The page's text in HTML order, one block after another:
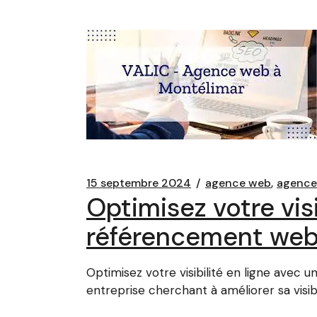
15 septembre 2024 agence web
Optimisez votre
référencement
Optimisez votre visibilité en ligne avec
entreprise cherchant à améliorer sa visib